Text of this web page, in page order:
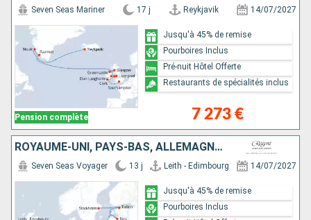
Pension complète
Seven Seas Mariner 17 j Reykjavik 14/07/2027
7 273 €
Jusqu'à 45% de remise
Pourboires Inclus
Pré-nuit Hôtel Offerte
Restaurants de spécialités inclus
ROYAUME-UNI, PAYS-BAS, ALLEMAGNE, DANEMARK, POLOGNE, LITUANIE, LETTONIE, ESTONIE, SUÈDE
Seven Seas Voyager 13 j Leith - Edimbourg 14/07/2027
Jusqu'à 45% de remise
Pourboires Inclus